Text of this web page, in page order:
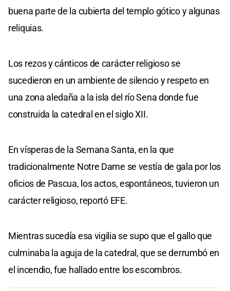
buena parte de la cubierta del templo gótico y algunas
reliquias.
Los rezos y cánticos de carácter religioso se
sucedieron en un ambiente de silencio y respeto en
una zona aledaña a la isla del río Sena donde fue
construida la catedral en el siglo XII.
En vísperas de la Semana Santa, en la que
tradicionalmente Notre Dame se vestía de gala por los
oficios de Pascua, los actos, espontáneos, tuvieron un
carácter religioso, reportó EFE.
Mientras sucedía esa vigilia se supo que el gallo que
culminaba la aguja de la catedral, que se derrumbó en
el incendio, fue hallado entre los escombros.